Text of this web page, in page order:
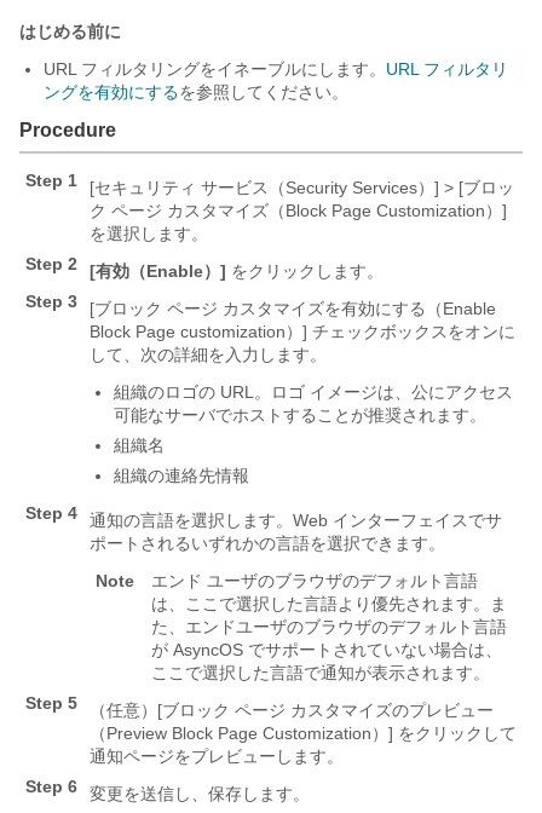
はじめる前に
URL フィルタリングをイネーブルにします。 URL フィルタリ
ングを有効にするを参照してください。
Procedure
Step 1 [セキュリティ サービス（Security Services）] > [ブロッ
ク ページ カスタマイズ（Block Page Customization）]
を選択します。
Step 2
[有効（Enable）] をクリックします。
Step 3
[ブロック ページ カスタマイズを有効にする（Enable
Block Page customization）] チェックボックスをオンに
して、次の詳細を入力します。
組織のロゴの URL。ロゴ イメージは、公にアクセス
可能なサーバでホストすることが推奨されます。
組織名
組織の連絡先情報
Step 4
通知の言語を選択します。Web インターフェイスでサ
ポートされるいずれかの言語を選択できます。
Note
エンド ユーザのブラウザのデフォルト言語
は、ここで選択した言語より優先されます。ま
た、エンドユーザのブラウザのデフォルト言語
が AsyncOS でサポートされていない場合は、
ここで選択した言語で通知が表示されます。
Step 5
（任意）[ブロック ページ カスタマイズのプレビュー
（Preview Block Page Customization）] をクリックして
通知ページをプレビューします。
Step 6
変更を送信し、保存します。